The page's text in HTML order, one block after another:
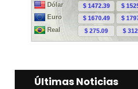
Últimas Noticias